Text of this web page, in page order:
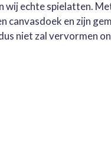
wij echte spielatten.
canvasdoek en zijn
niet zal vervormen